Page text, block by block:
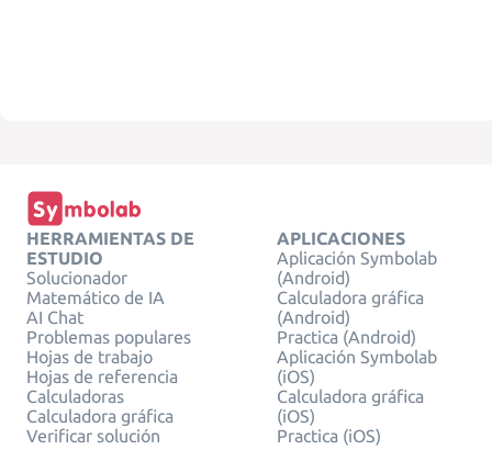
HERRAMIENTAS DE
ESTUDIO
Solucionador
Matemático de IA
AI Chat
Problemas populares
Hojas de trabajo
Hojas de referencia
Calculadoras
Calculadora gráfica
Verificar solución
APLICACIONES
Aplicación Symbolab
(Android)
Calculadora gráfica
(Android)
Practica (Android)
Aplicación Symbolab
(iOS)
Calculadora gráfica
(iOS)
Practica (iOS)